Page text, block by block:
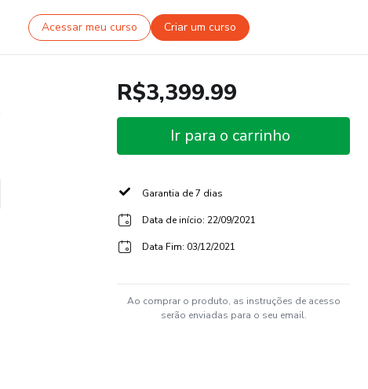
Acessar meu curso Criar um curso
R$3,399.99
Ir para o carrinho
Garantia de 7 dias
Data de início: 22/09/2021
Data Fim: 03/12/2021
Ao comprar o produto, as instruções de acesso
serão enviadas para o seu email.